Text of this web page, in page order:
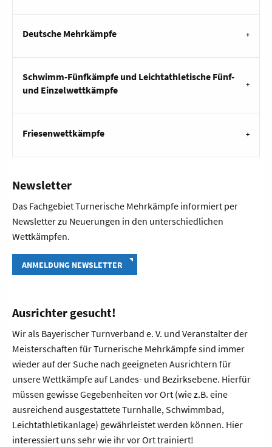
Deutsche Mehrkämpfe
Schwimm-Fünfkämpfe und Leichtathletische Fünf-
und Einzelwettkämpfe
Friesenwettkämpfe
Newsletter
Das Fachgebiet Turnerische Mehrkämpfe informiert per
Newsletter zu Neuerungen in den unterschiedlichen
Wettkämpfen.
ANMELDUNG NEWSLETTER
Ausrichter gesucht!
Wir als Bayerischer Turnverband e. V. und Veranstalter der
Meisterschaften für Turnerische Mehrkämpfe sind immer
wieder auf der Suche nach geeigneten Ausrichtern für
unsere Wettkämpfe auf Landes- und Bezirksebene. Hierfür
müssen gewisse Gegebenheiten vor Ort (wie z.B. eine
ausreichend ausgestattete Turnhalle, Schwimmbad,
Leichtathletikanlage) gewährleistet werden können. Hier
interessiert uns sehr wie ihr vor Ort trainiert!